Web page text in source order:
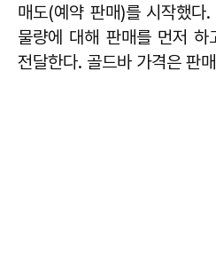
매도(예약 판매)를 시작했다
물량에 대해 판매를 먼저 하
전달한다. 골드바 가격은 판